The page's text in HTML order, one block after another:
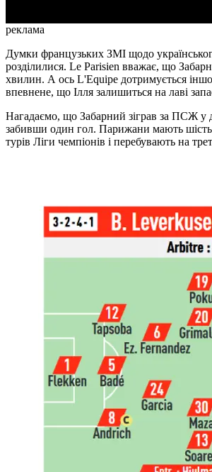
реклама
Думки французьких ЗМІ щодо
розділилися. Le Parisien вважає, що
хвилин. А ось L'Equipe дотримується
впевнене, що Ілля залишиться на лаві
Нагадаємо, що Забарний зіграв за ПСЖ у
забивши один гол. Парижани мають шість
турів Ліги чемпіонів і перебувають на